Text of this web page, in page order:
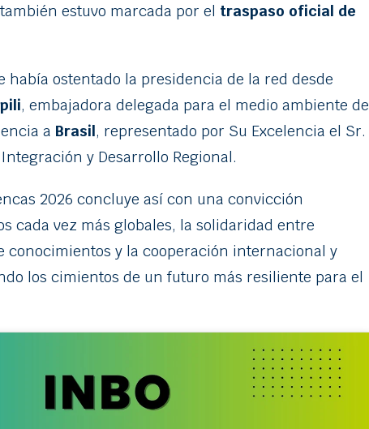
estuvo marcada por el traspaso oficial de
había ostentado la presidencia de la red desde
, embajadora delegada para el medio ambiente de
a Brasil, representado por Su Excelencia el Sr.
y Desarrollo Regional.
2026 concluye así con una convicción
cada vez más globales, la solidaridad entre
conocimientos y la cooperación internacional y
los cimientos de un futuro más resiliente para el